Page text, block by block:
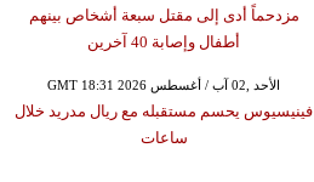
مزدحماً أدى إلى مقتل سبعة أشخاص بينهم
أطفال وإصابة 40 آخرين
GMT 18:31 2026 الأحد ,02 آب / أغسطس
فينيسيوس يحسم مستقبله مع ريال مدريد خلال
ساعات